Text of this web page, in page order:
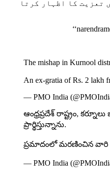
تعزیت کا اظہار کرتا
‘‘
The mishap in Kurnool
An ex-gratia of Rs. 2 lakh
— PMO India
ఆంధ్రప్రదేశ్ రాష్ట్రం,
ప్రార్థిస్తున్నాను.
ప్రమాదంలో మరణించిన వారి
— PMO India